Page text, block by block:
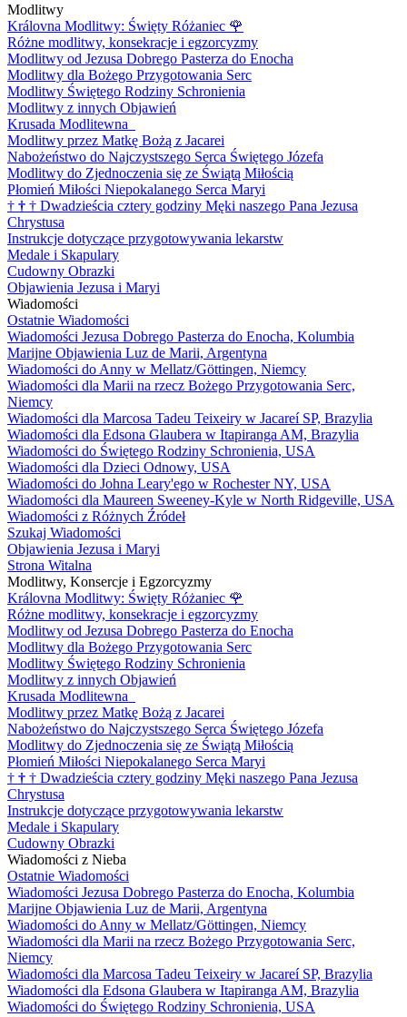
Modlitwy
Královna Modlitwy: Święty Różaniec 🌹
Różne modlitwy, konsekracje i egzorcyzmy
Modlitwy od Jezusa Dobrego Pasterza do Enocha
Modlitwy dla Bożego Przygotowania Serc
Modlitwy Świętego Rodziny Schronienia
Modlitwy z innych Objawień
Krusada Modlitewna
Modlitwy przez Matkę Bożą z Jacarei
Nabożeństwo do Najczystszego Serca Świętego Józefa
Modlitwy do Zjednoczenia się ze Świątą Miłością
Płomień Miłości Niepokalanego Serca Maryi
† † † Dwadzieścia cztery godziny Męki naszego Pana Jezusa
Chrystusa
Instrukcje dotyczące przygotowywania lekarstw
Medale i Skapulary
Cudowny Obrazki
Objawienia Jezusa i Maryi
Wiadomości
Ostatnie Wiadomości
Wiadomości Jezusa Dobrego Pasterza do Enocha, Kolumbia
Marijne Objawienia Luz de Marii, Argentyna
Wiadomości do Anny w Mellatz/Göttingen, Niemcy
Wiadomości dla Marii na rzecz Bożego Przygotowania Serc,
Niemcy
Wiadomości dla Marcosa Tadeu Teixeiry w Jacareí SP, Brazylia
Wiadomości dla Edsona Glaubera w Itapiranga AM, Brazylia
Wiadomości do Świętego Rodziny Schronienia, USA
Wiadomości dla Dzieci Odnowy, USA
Wiadomości do Johna Leary'ego w Rochester NY, USA
Wiadomości dla Maureen Sweeney-Kyle w North Ridgeville, USA
Wiadomości z Różnych Źródeł
Szukaj Wiadomości
Objawienia Jezusa i Maryi
Strona Witalna
Modlitwy, Konsercje i Egzorcyzmy
Královna Modlitwy: Święty Różaniec 🌹
Różne modlitwy, konsekracje i egzorcyzmy
Modlitwy od Jezusa Dobrego Pasterza do Enocha
Modlitwy dla Bożego Przygotowania Serc
Modlitwy Świętego Rodziny Schronienia
Modlitwy z innych Objawień
Krusada Modlitewna
Modlitwy przez Matkę Bożą z Jacarei
Nabożeństwo do Najczystszego Serca Świętego Józefa
Modlitwy do Zjednoczenia się ze Świątą Miłością
Płomień Miłości Niepokalanego Serca Maryi
† † † Dwadzieścia cztery godziny Męki naszego Pana Jezusa
Chrystusa
Instrukcje dotyczące przygotowywania lekarstw
Medale i Skapulary
Cudowny Obrazki
Wiadomości z Nieba
Ostatnie Wiadomości
Wiadomości Jezusa Dobrego Pasterza do Enocha, Kolumbia
Marijne Objawienia Luz de Marii, Argentyna
Wiadomości do Anny w Mellatz/Göttingen, Niemcy
Wiadomości dla Marii na rzecz Bożego Przygotowania Serc,
Niemcy
Wiadomości dla Marcosa Tadeu Teixeiry w Jacareí SP, Brazylia
Wiadomości dla Edsona Glaubera w Itapiranga AM, Brazylia
Wiadomości do Świętego Rodziny Schronienia, USA